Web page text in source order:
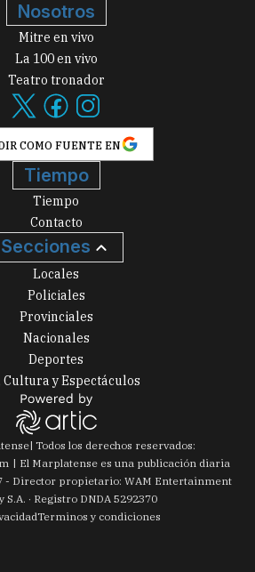
Nosotros
Mitre en vivo
La 100 en vivo
Teatro tronador
COMO FUENTE EN
Tiempo
Tiempo
Contacto
Secciones
Locales
Policiales
Provinciales
Nacionales
Deportes
Cultura y Espectáculos
| Todos los derechos reservados:
El Marplatense es una publicación diaria
- Director propietario: WAM Entertainment
S.A. · Registro DNDA 5292370
Terminos y condiciones